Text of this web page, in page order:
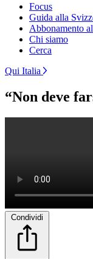
Focus
Guida alla
Abbonamento
Chi siamo
Cerca
Qui Italia
“Non deve
Condividi